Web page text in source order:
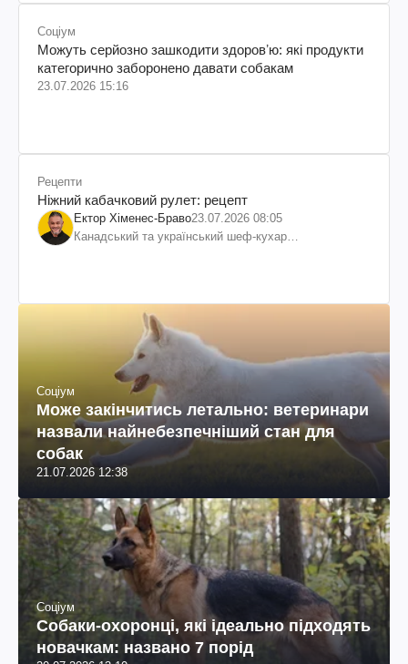
Соціум
Можуть серйозно зашкодити здоровʼю: які продукти
категорично заборонено давати собакам
23.07.2026 15:16
Рецепти
Ніжний кабачковий рулет: рецепт
Ектор Хіменес-Браво23.07.2026 08:05
Канадський та український шеф-кухар
Соціум
Може закінчитись летально: ветеринари
назвали найнебезпечніший стан для
собак
21.07.2026 12:38
Соціум
Собаки-охоронці, які ідеально підходять
новачкам: названо 7 порід